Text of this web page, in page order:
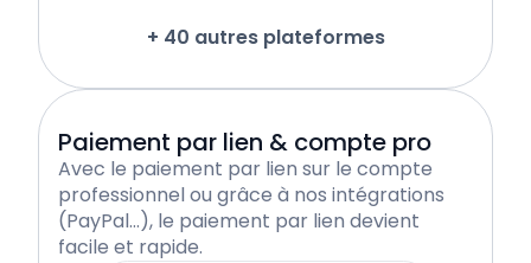
+ 40 autres plateformes
Paiement par lien & compte pro
Avec le paiement par lien sur le compte
professionnel ou grâce à nos intégrations
(PayPal…), le paiement par lien devient
facile et rapide.